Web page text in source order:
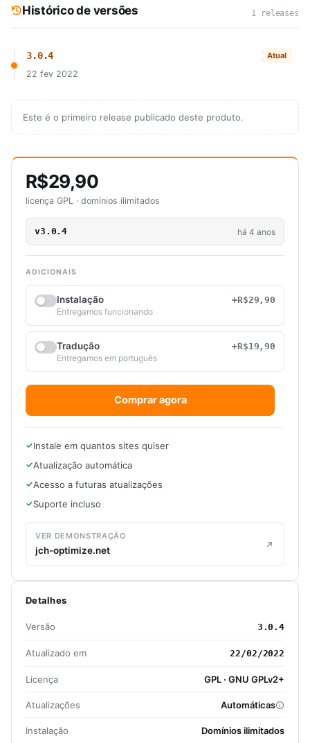
Histórico de versões 1 releases
3.0.4 Atual
22 fev 2022
Este é o primeiro release publicado deste produto.
R$29,90
licença GPL · domínios ilimitados
v3.0.4 há 4 anos
ADICIONAIS
Instalação
+R$29,90
Entregamos funcionando
Tradução
+R$19,90
Entregamos em português
Comprar agora
Instale em quantos sites quiser
Atualização automática
Acesso a futuras atualizações
Suporte incluso
VER DEMONSTRAÇÃO
jch-optimize.net
Detalhes
Versão 3.0.4
Atualizado em 22/02/2022
Licença GPL · GNU GPLv2+
Atualizações Automáticas
Instalação Domínios ilimitados